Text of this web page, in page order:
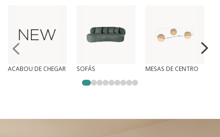
ACABOU DE CHEGAR SOFÁS MESAS DE CENTRO